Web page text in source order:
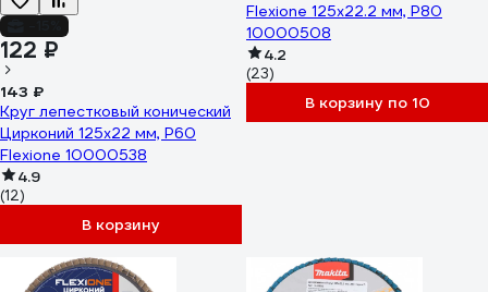
122 ₽
143 ₽
Круг лепестковый конический
Цирконий 125x22 мм, Р60
Flexione 10000538
4.9
(12)
В корзину
Flexione 125x22.2 мм, Р80
10000508
4.2
(23)
В корзину по 10